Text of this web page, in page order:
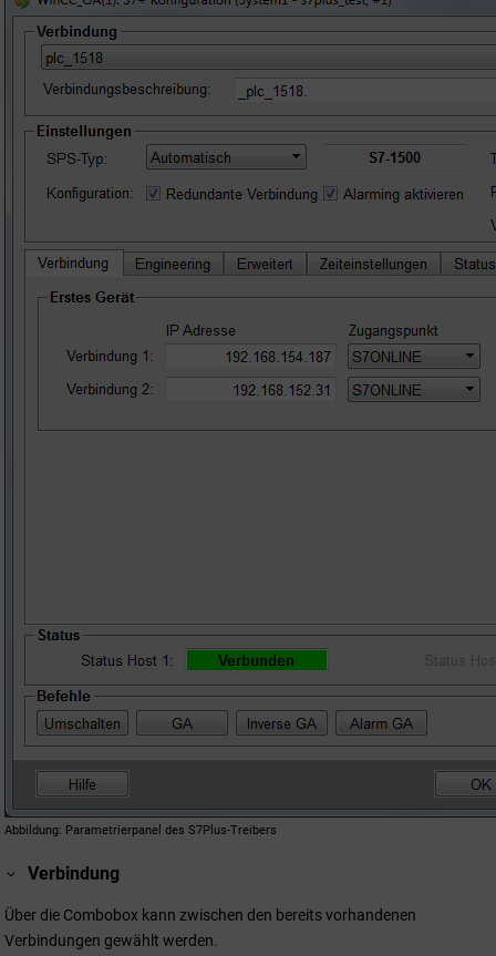
Abbildung Parametrierpanel des S7Plus-Treibers
Verbindung
Über die Combobox kann zwischen den bereits vorhandenen
Verbindungen gewählt werden.